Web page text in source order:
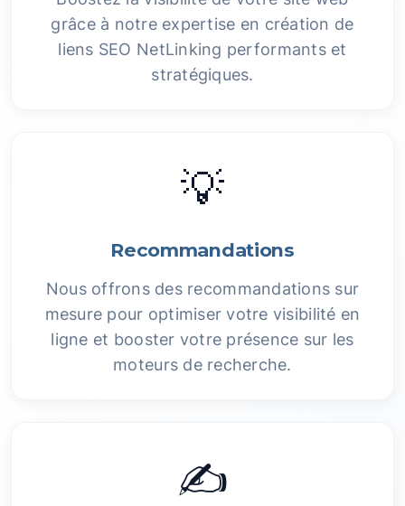
grâce à notre expertise en création de
liens SEO NetLinking performants et
stratégiques.
💡
Recommandations
Nous offrons des recommandations sur
mesure pour optimiser votre visibilité en
ligne et booster votre présence sur les
moteurs de recherche.
✍️